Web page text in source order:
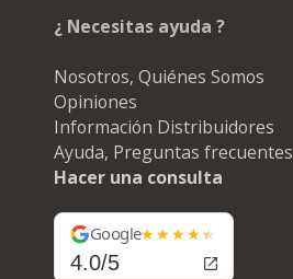
¿ Necesitas ayuda ?
Nosotros, Quiénes Somos
Opiniones
Información Distribuidores
Ayuda, Preguntas frecuentes
Hacer una consulta
Google
4.0/5